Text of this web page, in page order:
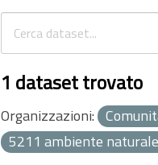
1 dataset trovato
Organizzazioni:
5211 ambiente naturale